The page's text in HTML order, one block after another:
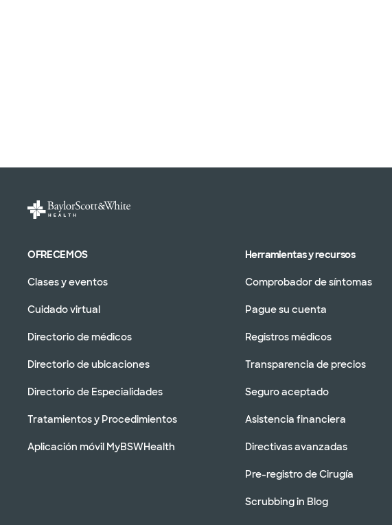
OFRECEMOS
Clases y eventos
Cuidado virtual
Directorio de médicos
Directorio de ubicaciones
Directorio de Especialidades
Tratamientos y Procedimientos
Aplicación móvil MyBSWHealth
Herramientas y recursos
Comprobador de síntomas
Pague su cuenta
Registros médicos
Transparencia de precios
Seguro aceptado
Asistencia financiera
Directivas avanzadas
Pre-registro de Cirugía
Scrubbing in Blog